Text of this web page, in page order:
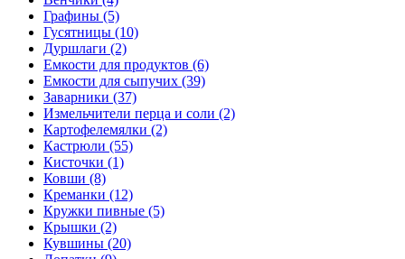
Графины (5)
Гусятницы (10)
Дуршлаги (2)
Емкости для продуктов (6)
Емкости для сыпучих (39)
Заварники (37)
Измельчители перца и соли (2)
Картофелемялки (2)
Кастрюли (55)
Кисточки (1)
Ковши (8)
Креманки (12)
Кружки пивные (5)
Крышки (2)
Кувшины (20)